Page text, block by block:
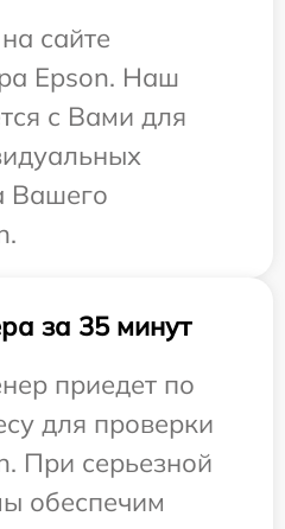
сайте
Epson. Наш
с Вами для
Вашего
за 35 минут
приедет по
для проверки
При серьезной
обеспечим